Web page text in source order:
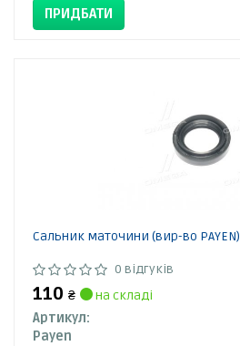
ПРИДБАТИ
Сальник маточини (вир-во PAYEN)
0 відгуків
110 ₴
на складі
Артикул:
Payen